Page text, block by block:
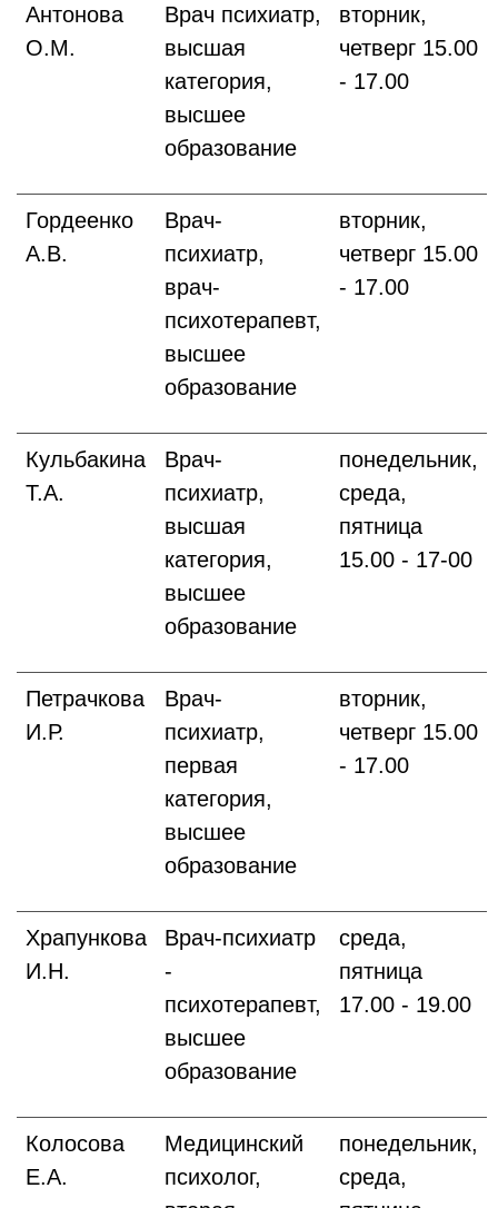
Антонова
О.М.
Врач психиатр,
высшая
категория,
высшее
образование
вторник,
четверг 15.00
- 17.00
Гордеенко
А.В.
Врач-
психиатр,
врач-
психотерапевт,
высшее
образование
вторник,
четверг 15.00
- 17.00
Кульбакина
Т.А.
Врач-
психиатр,
высшая
категория,
высшее
образование
понедельник,
среда,
пятница
15.00 - 17-00
Петрачкова
И.Р.
Врач-
психиатр,
первая
категория,
высшее
образование
вторник,
четверг 15.00
- 17.00
Храпункова
И.Н.
Врач-психиатр
-
психотерапевт,
высшее
образование
среда,
пятница
17.00 - 19.00
Колосова
Е.А.
Медицинский
психолог,
понедельник,
среда,